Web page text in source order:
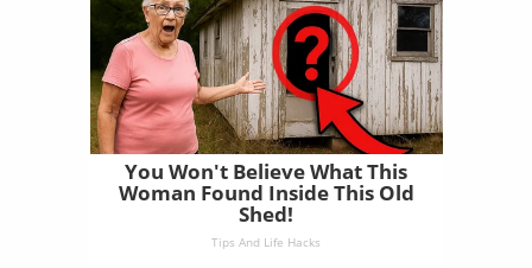
You Won't Believe What This
Woman Found Inside This Old
Shed!
Tips And Life Hacks